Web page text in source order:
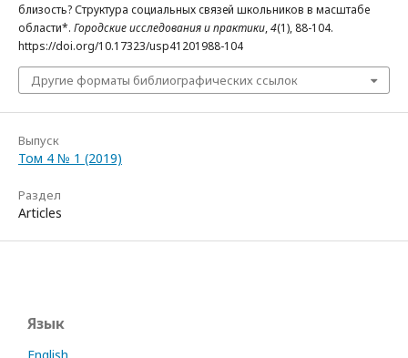
близость? Структура социальных связей школьников в масштабе
области*. Городские исследования и практики,4(1), 88-104.
https://doi.org/10.17323/usp41201988-104
Другие форматы библиографических ссылок
Выпуск
Том 4 № 1 (2019)
Раздел
Articles
Язык
English